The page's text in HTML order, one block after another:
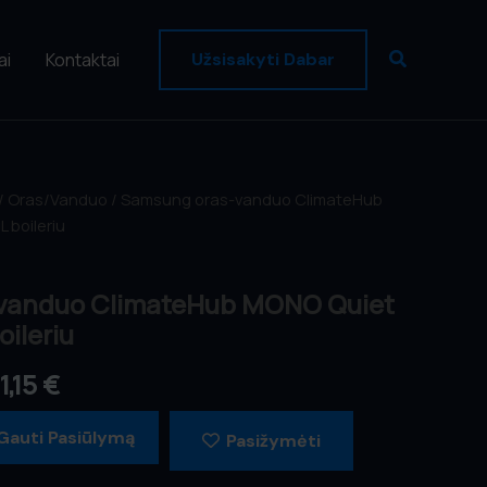
Kontaktai Užsisakyti Dabar Paieška
/ Oras/Vanduo / Samsung oras-vanduo ClimateHub
boileriu
ClimateHub MONO Quiet
€.
€
Current
is:
16201,15 €.
Pasiūlymą Pasižymėti